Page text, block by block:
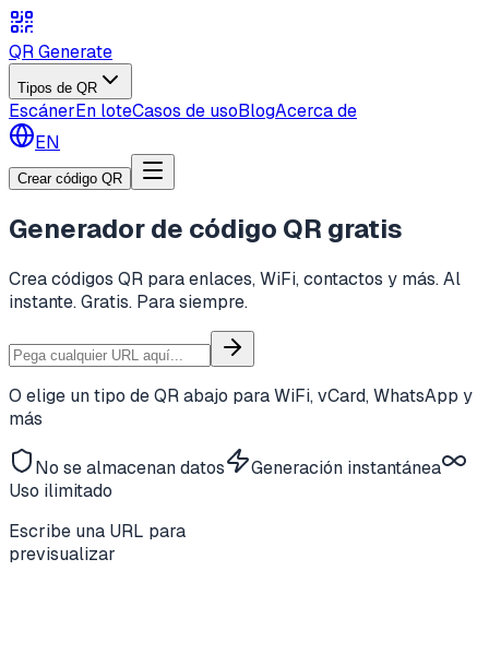
QR Generate
Tipos de QR
EscánerEn loteCasos de usoBlogAcerca de
EN
Crear código QR
Generador de código QR gratis
Crea códigos QR para enlaces, WiFi, contactos y más.Al
instante. Gratis. Para siempre.
O elige un tipo de QR abajo para WiFi, vCard, WhatsApp y
más
No se almacenan datos
Generación instantánea
Uso ilimitado
Escribe una URL para
previsualizar